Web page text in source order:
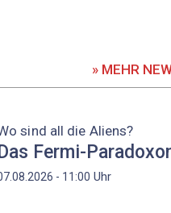
» MEHR
sind all die Aliens?
Fermi-
- 11:00 Uhr